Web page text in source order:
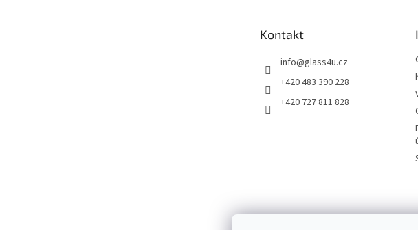
Kontakt
info@glass4u.cz
+420 483 390 228
+420 727 811 828